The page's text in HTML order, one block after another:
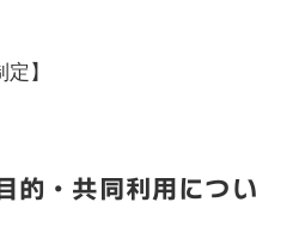
】
的・共同利用につい